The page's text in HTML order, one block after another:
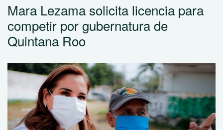
Mara Lezama solicita licencia para
competir por gubernatura de
Quintana Roo